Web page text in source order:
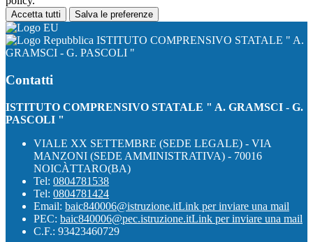
Accetta tutti Salva le preferenze
ISTITUTO COMPRENSIVO STATALE " A.
GRAMSCI - G. PASCOLI "
Contatti
ISTITUTO COMPRENSIVO STATALE " A. GRAMSCI - G.
PASCOLI "
VIALE XX SETTEMBRE (SEDE LEGALE) - VIA
MANZONI (SEDE AMMINISTRATIVA) - 70016
NOICÀTTARO(BA)
Tel: 0804781538
Tel: 0804781424
Email: baic840006@istruzione.itLink per inviare una mail
PEC: baic840006@pec.istruzione.itLink per inviare una mail
C.F.: 93423460729